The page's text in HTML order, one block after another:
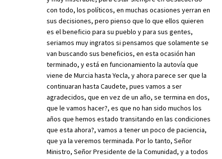
con todo, los políticos, en muchas ocasiones yerran en
sus decisiones, pero pienso que lo que ellos quieren
es el beneficio para su pueblo y para sus gentes,
seriamos muy ingratos si pensamos que solamente se
van buscando sus beneficios, en esta ocasión han
terminado, y está en funcionamiento la autovía que
viene de Murcia hasta Yecla, y ahora parece ser que la
continuaran hasta Caudete, pues vamos a ser
agradecidos, que en vez de un año, se termina en dos,
que le vamos hacer?, es que no han sido muchos los
años que hemos estado transitando en las condiciones
que esta ahora?, vamos a tener un poco de paciencia,
que ya la veremos terminada. Por lo tanto, Señor
Ministro, Señor Presidente de la Comunidad, y a todos